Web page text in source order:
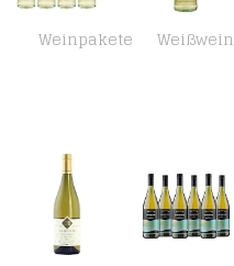
Weinpakete Weißwein